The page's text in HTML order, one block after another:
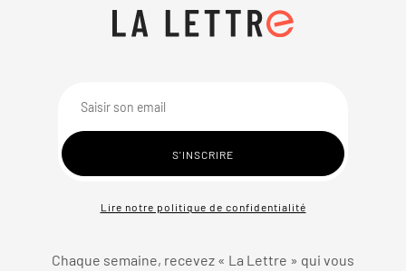
Lire notre politique de confidentialité
Chaque semaine, recevez « La Lettre » qui vous